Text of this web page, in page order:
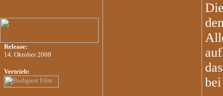
Release:
14. Oktober 2008
Vertrieb: